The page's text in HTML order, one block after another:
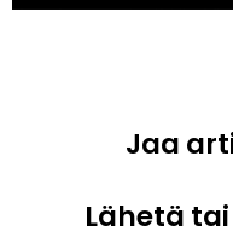
Jaa
Lähetä